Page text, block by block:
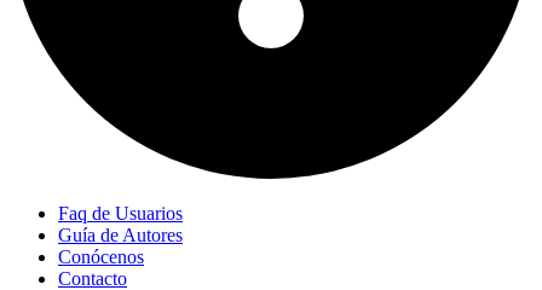
Faq de Usuarios
Guía de Autores
Conócenos
Contacto